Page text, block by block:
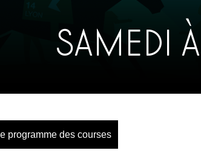
SAMEDI
programme des courses